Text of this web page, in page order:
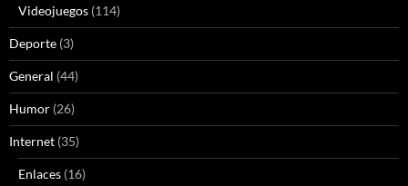
Videojuegos (114)
Deporte (3)
General (44)
Humor (26)
Internet (35)
Enlaces (16)